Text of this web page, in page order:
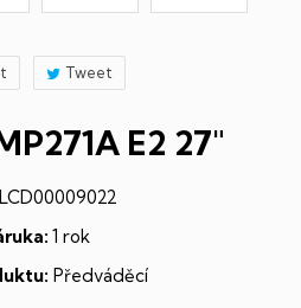
Tweet
E2 27"
LCD00009022
1 rok
Předváděcí